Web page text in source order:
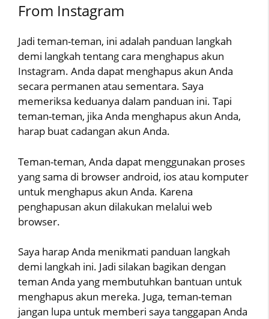
From Instagram
Jadi teman-teman, ini adalah panduan langkah
demi langkah tentang cara menghapus akun
Instagram. Anda dapat menghapus akun Anda
secara permanen atau sementara. Saya
memeriksa keduanya dalam panduan ini. Tapi
teman-teman, jika Anda menghapus akun Anda,
harap buat cadangan akun Anda.
Teman-teman, Anda dapat menggunakan proses
yang sama di browser android, ios atau komputer
untuk menghapus akun Anda. Karena
penghapusan akun dilakukan melalui web
browser.
Saya harap Anda menikmati panduan langkah
demi langkah ini. Jadi silakan bagikan dengan
teman Anda yang membutuhkan bantuan untuk
menghapus akun mereka. Juga, teman-teman
jangan lupa untuk memberi saya tanggapan Anda